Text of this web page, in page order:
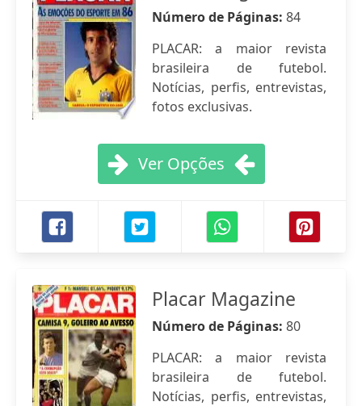
Número de Páginas: 84
PLACAR: a maior revista
brasileira de futebol.
Notícias, perfis, entrevistas,
fotos exclusivas.
Ver Opções
Placar Magazine
Número de Páginas: 80
PLACAR: a maior revista
brasileira de futebol.
Notícias, perfis, entrevistas,